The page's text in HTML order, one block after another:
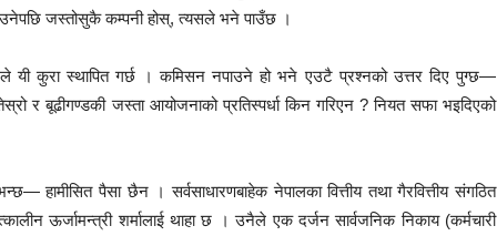
जस्तोसुकै कम्पनी होस्, त्यसले भने पाउँछ ।
यी कुरा स्थापित गर्छ । कमिसन नपाउने हो भने एउटै प्रश्नको उत्तर दिए पुग्छ—
र बूढीगण्डकी जस्ता आयोजनाको प्रतिस्पर्धा किन गरिएन ? नियत सफा भइदिएको
हामीसित पैसा छैन । सर्वसाधारणबाहेक नेपालका वित्तीय तथा गैरवित्तीय संगठित
ऊर्जामन्त्री शर्मालाई थाहा छ । उनैले एक दर्जन सार्वजनिक निकाय (कर्मचारी